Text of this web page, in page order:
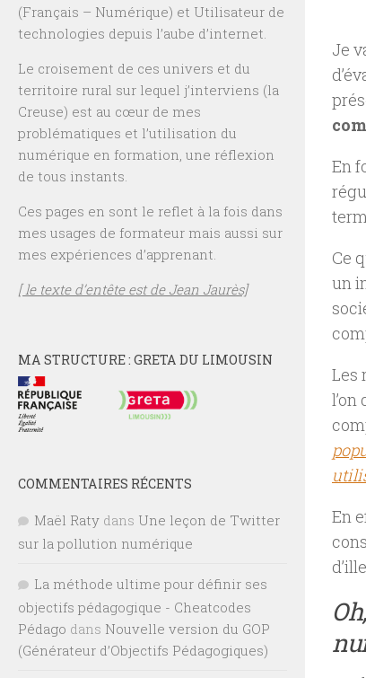
Je
En
Ce
un
Les
En
(Français – Numérique) et Utilisateur de
technologies depuis l’aube d’internet.
Le croisement de ces univers et du
territoire rural sur lequel j’interviens (la
Creuse) est au cœur de mes
problématiques et l’utilisation du
numérique en formation, une réflexion
de tous instants.
Ces pages en sont le reflet à la fois dans
mes usages de formateur mais aussi sur
mes expériences d’apprenant.
[ le texte d’entête est de Jean Jaurès]
MA STRUCTURE : GRETA DU LIMOUSIN
COMMENTAIRES RÉCENTS
Maël Raty dans Une leçon de Twitter
sur la pollution numérique
La méthode ultime pour définir ses
objectifs pédagogique - Cheatcodes
Pédago dans Nouvelle version du GOP
(Générateur d’Objectifs Pédagogiques)